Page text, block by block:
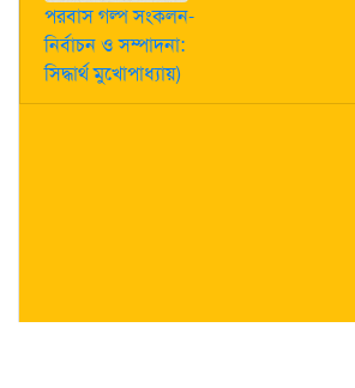
পরবাস গল্প সংকলন-
নির্বাচন ও সম্পাদনা:
সিদ্ধার্থ মুখোপাধ্যায়)